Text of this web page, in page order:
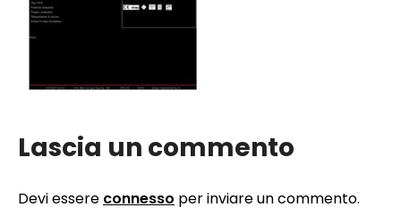
Lascia un commento
Devi essere connesso per inviare un commento.